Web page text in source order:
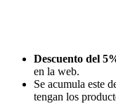
Descuento del
en la web.
Se acumula este
tengan los